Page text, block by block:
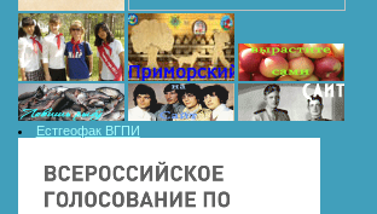
Естгеофак ВГПИ